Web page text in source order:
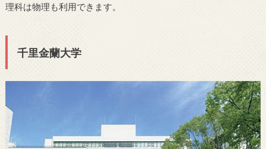
理科は物理も利用できます。
千里金蘭大学